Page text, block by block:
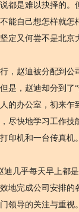
都是难以抉择的
能自己想怎样就
定又何尝不是北京
赵迪被分配到公
是，赵迪却分到
的办公室，初来
尽快地学习工作
印机和一台传真机
乎每天早上都是
地完成公司安排
领导的关注与重